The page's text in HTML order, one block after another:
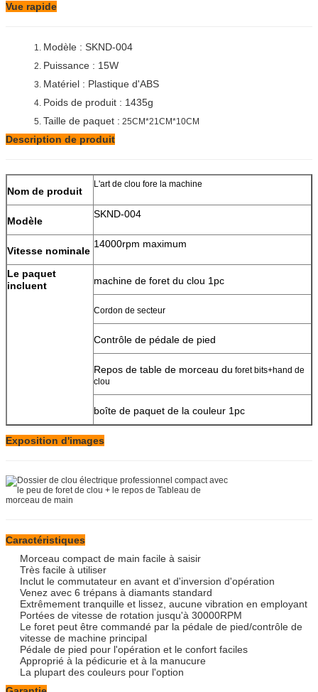
Vue rapide
1. Modèle : SKND-004
2. Puissance : 15W
3. Matériel : Plastique d'ABS
4. Poids de produit : 1435g
5. Taille de paquet : 25CM*21CM*10CM
Description de produit
Nom de produit
L'art de clou fore la machine
Modèle
SKND-004
Vitesse nominale
14000rpm maximum
Le paquet
incluent
machine de foret du clou 1pc
Cordon de secteur
Contrôle de pédale de pied
Repos de table de morceau du foret bits+hand de
clou
boîte de paquet de la couleur 1pc
Exposition d'images
Caractéristiques
Morceau compact de main facile à saisir
Très facile à utiliser
Inclut le commutateur en avant et d'inversion d'opération
Venez avec 6 trépans à diamants standard
Extrêmement tranquille et lissez, aucune vibration en employant
Portées de vitesse de rotation jusqu'à 30000RPM
Le foret peut être commandé par la pédale de pied/contrôle de
vitesse de machine principal
Pédale de pied pour l'opération et le confort faciles
Approprié à la pédicurie et à la manucure
La plupart des couleurs pour l'option